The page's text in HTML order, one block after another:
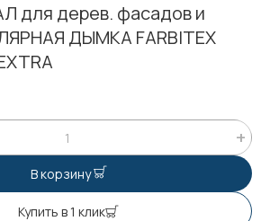
для дерев. фасадов и
ДЫМКА FARBITEX
В корзину
Купить в 1 клик